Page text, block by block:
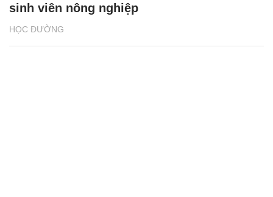
HỌC ĐƯỜNG
sinh viên nông nghiệp